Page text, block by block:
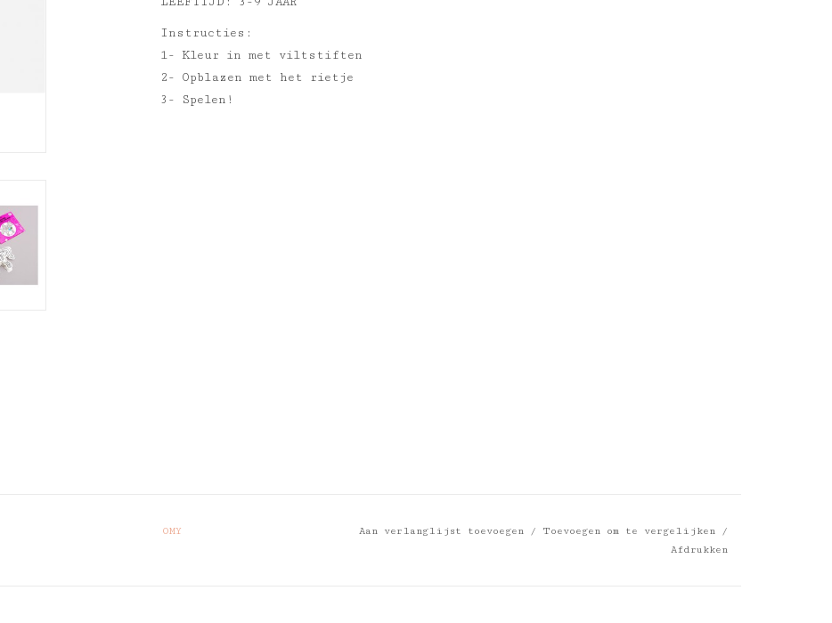
Instructies:
1- Kleur in met viltstiften
2- Opblazen met het rietje
3- Spelen!
OMY Aan verlanglijst toevoegen / Toevoegen om te vergelijken
/
Afdrukken